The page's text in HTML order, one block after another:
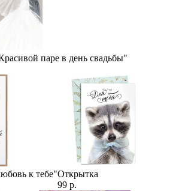
паре в день свадьбы"
к тебе"Открытка
99 р.